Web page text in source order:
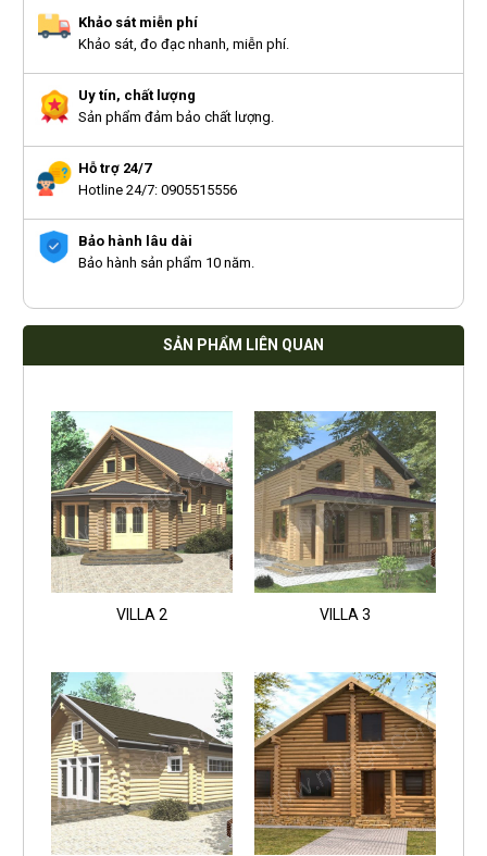
Khảo sát miễn phí
Khảo sát, đo đạc nhanh, miễn phí.
Uy tín, chất lượng
Sản phẩm đảm bảo chất lượng.
Hỗ trợ 24/7
Hotline 24/7: 0905515556
Bảo hành lâu dài
Bảo hành sản phẩm 10 năm.
SẢN PHẨM LIÊN QUAN
VILLA 2 VILLA 3